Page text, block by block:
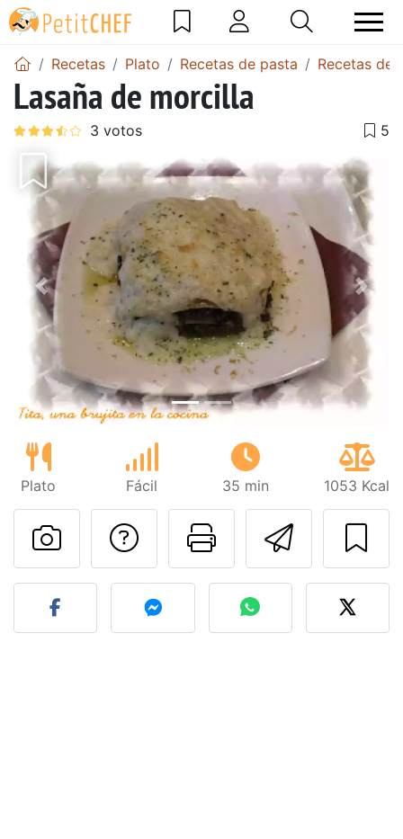
Recetas Plato Recetas de pasta Recetas de
Lasaña de morcilla
Anterior
Plato Fácil 35 min 1053 Kcal
Imprimir
Preguntar al autor
Publicar la foto de esta